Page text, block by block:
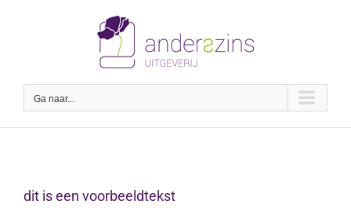
Ga naar...
dit is een voorbeeldtekst